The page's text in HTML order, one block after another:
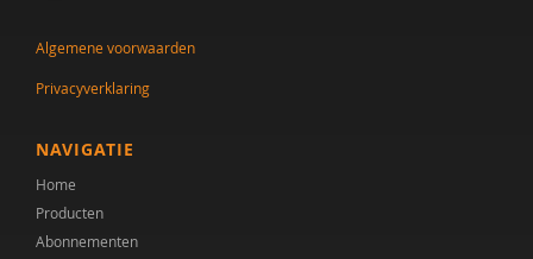
Leni Van Goidsenhoven
Gert-Jan Vanaken
Elisabeth W.M. Verhoeven
Kirsten Visser
Heleen Wesselius
Algemene voorwaarden
Privacyverklaring
NAVIGATIE
Home
Producten
Abonnementen